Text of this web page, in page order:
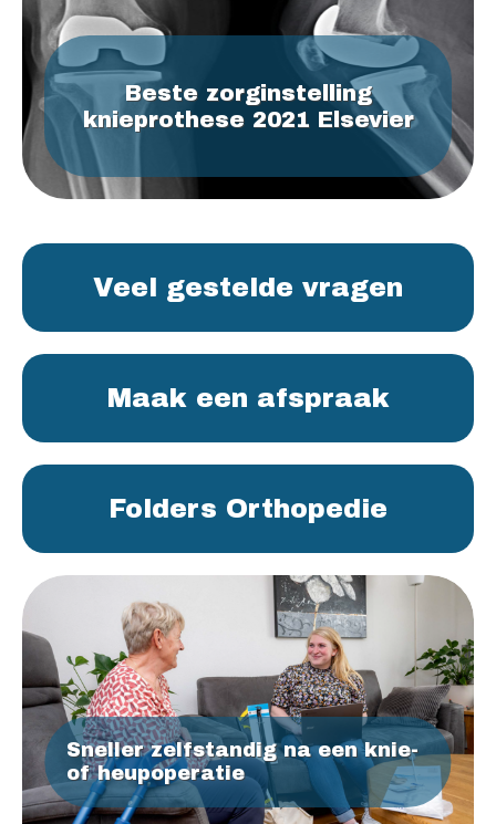
Beste zorginstelling
knieprothese 2021 Elsevier
Veel gestelde vragen
Maak een afspraak
Folders Orthopedie
Sneller zelfstandig na een knie-
of heupoperatie